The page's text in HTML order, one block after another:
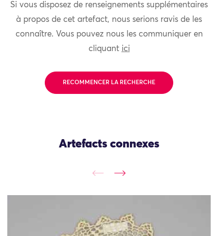
Si vous disposez de renseignements supplémentaires
à propos de cet artefact, nous serions ravis de les
connaître. Vous pouvez nous les communiquer en
cliquant ici
RECOMMENCER LA RECHERCHE
Artefacts connexes